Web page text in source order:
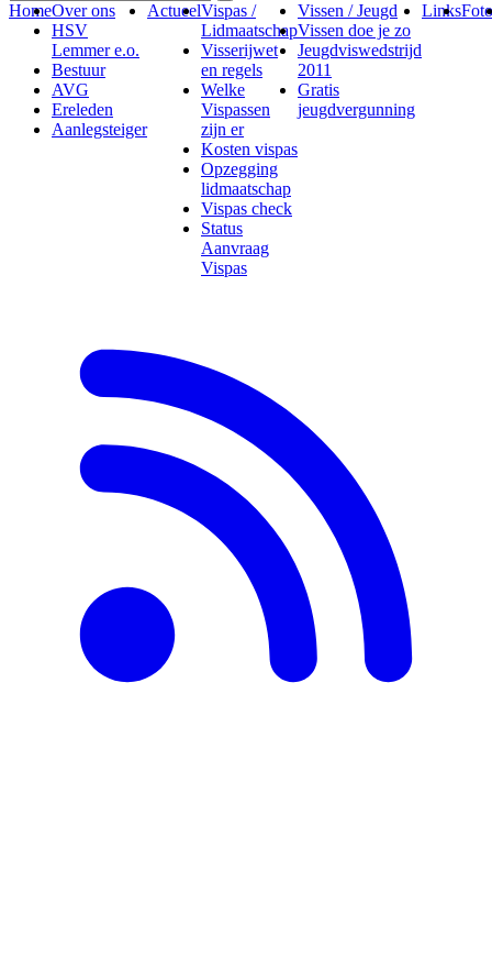
HomeOver ons
HSV
Lemmer e.o.
Bestuur
AVG
Ereleden
Aanlegsteiger
ActueelVispas /
Lidmaatschap
Visserijwet
en regels
Welke
Vispassen
zijn er
Kosten vispas
Opzegging
lidmaatschap
Vispas check
Status
Aanvraag
Vispas
Vissen / Jeugd
Vissen doe je zo
Jeugdviswedstrijd
2011
Gratis
jeugdvergunning
Links